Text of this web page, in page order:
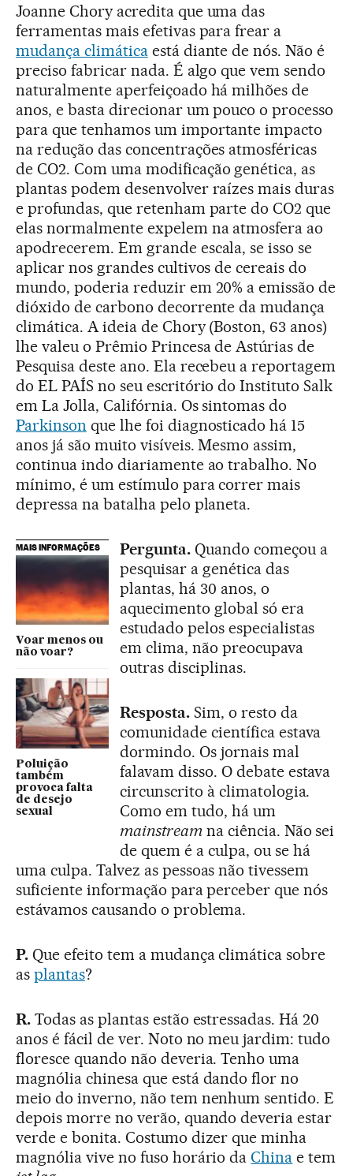
Joanne Chory acredita que uma das
ferramentas mais efetivas para frear a
mudança climáticaestá diante de nós. Não é
preciso fabricar nada. É algo que vem sendo
naturalmente aperfeiçoado há milhões de
anos, e basta direcionar um pouco o processo
para que tenhamos um importante impacto
na redução das concentrações atmosféricas
de CO2. Com uma modificação genética, as
plantas podem desenvolver raízes mais duras
e profundas, que retenham parte do CO2 que
elas normalmente expelem na atmosfera ao
apodrecerem. Em grande escala, se isso se
aplicar nos grandes cultivos de cereais do
mundo, poderia reduzir em 20% a emissão de
dióxido de carbono decorrente da mudança
climática. A ideia de Chory (Boston, 63 anos)
lhe valeu o Prêmio Princesa de Astúrias de
Pesquisa deste ano. Ela recebeu a reportagem
do EL PAÍS no seu escritório do Instituto Salk
em La Jolla, Califórnia. Os sintomas do
Parkinson que lhe foi diagnosticado há 15
anos já são muito visíveis. Mesmo assim,
continua indo diariamente ao trabalho. No
mínimo, é um estímulo para correr mais
depressa na batalha pelo planeta.
MAIS INFORMAÇÕES
Voar menos ou
não voar?
Poluição
também
provoca falta
de desejo
sexual
Pergunta.Quando começou a
pesquisar a genética das
plantas, há 30 anos, o
aquecimento global só era
estudado pelos especialistas
em clima, não preocupava
outras disciplinas.
Resposta.Sim, o resto da
comunidade científica estava
dormindo. Os jornais mal
falavam disso. O debate estava
circunscrito à climatologia.
Como em tudo, há um
mainstreamna ciência. Não sei
de quem é a culpa, ou se há
uma culpa. Talvez as pessoas não tivessem
suficiente informação para perceber que nós
estávamos causando o problema.
P.Que efeito tem a mudança climática sobre
as plantas?
R.Todas as plantas estão estressadas. Há 20
anos é fácil de ver. Noto no meu jardim: tudo
floresce quando não deveria. Tenho uma
magnólia chinesa que está dando flor no
meio do inverno, não tem nenhum sentido. E
depois morre no verão, quando deveria estar
verde e bonita. Costumo dizer que minha
magnólia vive no fuso horário daChina e tem